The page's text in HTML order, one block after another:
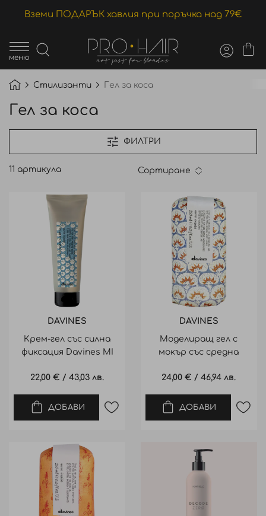
Вземи ПОДАРЪК хавлия при поръчка над 79€
меню
Стилизанти Гел за коса
Гел за коса
ФИЛТРИ
11 артикула Сортиране
DAVINES
Крем-гел със силна
фиксация Davines MI
22,00 € /43,03 лв.
ДОБАВИ
DAVINES
Моделиращ гел с
мокър със средна
Gel Medio 250ml
24,00 € /46,94 лв.
ДОБАВИ